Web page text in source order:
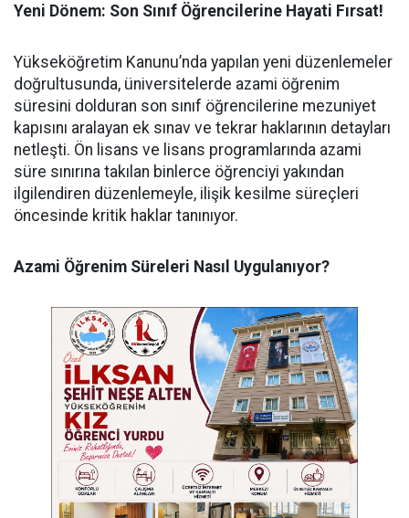
Yeni Dönem: Son Sınıf Öğrencilerine Hayati Fırsat!
​Yükseköğretim Kanunu’nda yapılan yeni düzenlemeler
doğrultusunda, üniversitelerde azami öğrenim
süresini dolduran son sınıf öğrencilerine mezuniyet
kapısını aralayan ek sınav ve tekrar haklarının detayları
netleşti. Ön lisans ve lisans programlarında azami
süre sınırına takılan binlerce öğrenciyi yakından
ilgilendiren düzenlemeyle, ilişik kesilme süreçleri
öncesinde kritik haklar tanınıyor.
Azami Öğrenim Süreleri Nasıl Uygulanıyor?